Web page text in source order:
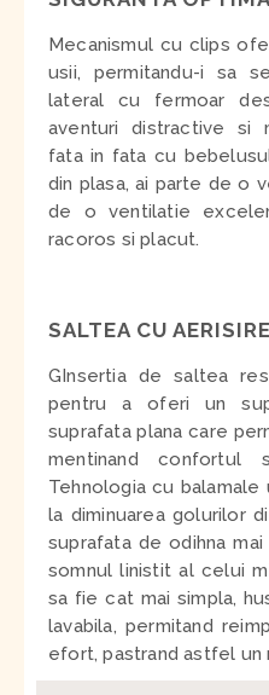
Mecanismul cu clips
usii, permitandu-i sa
lateral cu fermoar
aventuri distractive si
fata in fata cu
din plasa, ai parte de o
de o ventilatie
racoros si placut.
SALTEA CU
GInsertia de saltea
pentru a oferi un
suprafata plana care
mentinand confortul
Tehnologia cu
la diminuarea golurilor
suprafata de odihna
somnul linistit al celui
sa fie cat mai simpla,
lavabila, permitand
efort, pastrand astfel un